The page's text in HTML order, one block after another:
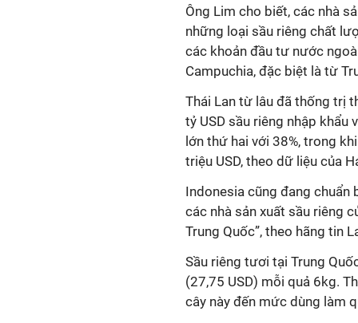
Ông Lim cho biết, các nhà
những loại sầu riêng chất
các khoản đầu tư nước
Campuchia, đặc biệt là từ
Thái Lan từ lâu đã thống trị
tỷ USD sầu riêng nhập khẩu
lớn thứ hai với 38%, trong
triệu USD, theo dữ liệu của
Indonesia cũng đang chuẩn
các nhà sản xuất sầu riêng
Trung Quốc”, theo hãng tin
Sầu riêng tươi tại Trung
(27,75 USD) mỗi quả 6kg.
cây này đến mức dùng làm